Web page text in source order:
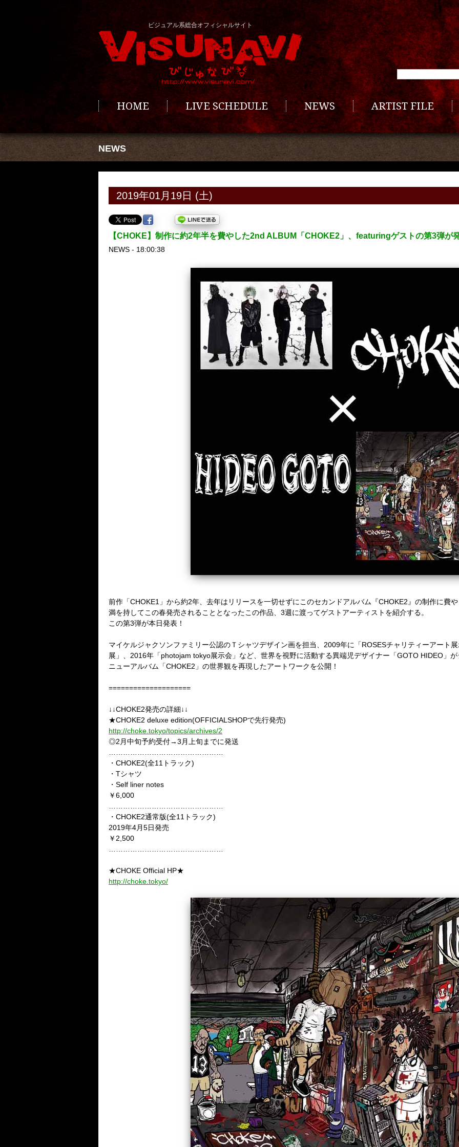
ビジュアル系総合オフィシャルサイト
HOME LIVE SCHEDULE NEWS ARTIST FILE
NEWS
2019年01月19日 (土)
【CHOKE】制作に約2年半を費やした2nd ALBUM「CHOKE2」、featuringゲストの第3弾が
NEWS - 18:00:38
前作「CHOKE1」から約2年、去年はリリースを一切せずにこのセカンドアルバム『CHOKE2』の制作に費
満を持してこの春発売されることとなったこの作品、3週に渡ってゲストアーティストを紹介する。
この第3弾が本日発表！
マイケルジャクソンファミリー公認のＴシャツデザイン画を担当、2009年に「ROSESチャリティーアート
展」、2016年「photojam tokyo展示会」など、世界を視野に活動する異端児デザイナー「GOTO HIDEO」
ニューアルバム「CHOKE2」の世界観を再現したアートワークを公開！
====================
↓↓CHOKE2発売の詳細↓↓
★CHOKE2 deluxe edition(OFFICIALSHOPで先行発売)
http://choke.tokyo/topics/archives/2
◎2月中旬予約受付→3月上旬までに発送
・CHOKE2(全11トラック)
・Tシャツ
・Self liner notes
￥6,000
・CHOKE2通常版(全11トラック)
2019年4月5日発売
￥2,500
★CHOKE Official HP★
http://choke.tokyo/